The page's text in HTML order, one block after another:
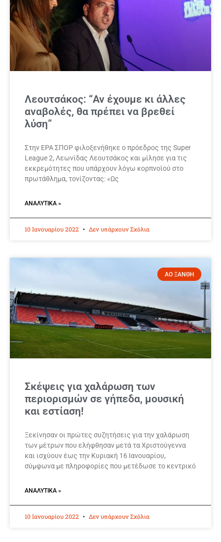
Λεουτσάκος: “Αν έχουμε κι άλλες
αναβολές, θα πρέπει να βρεθεί
λύση”
Στην ΕΡΑ ΣΠΟΡ φιλοξενήθηκε ο πρόεδρος της Super
League 2, Λεωνίδας Λεουτσάκος και μίλησε για τις
εκκρεμότητες που υπάρχουν λόγω κορπνοϊού στο
πρωτάθλημα, τονίζοντας: «Ως
ΑΝΑΛΥΤΙΚΆ »
10 Ιανουαρίου 2022 Δεν υπάρχουν Σχόλια
ΑΟ ΞΑΝΘΗ
Σκέψεις για χαλάρωση των
περιορισμών σε γήπεδα, μουσική
και εστίαση!
Ξεκίνησαν οι πρώτες συζητήσεις για την χαλάρωση
των μέτρων που ελήφθησαν μετά τα Χριστούγεννα
και ισχύουν έως την Κυριακή 16 Ιανουαρίου,
σύμφωνα με πληροφορίες που μετέδωσε το κεντρικό
ΑΝΑΛΥΤΙΚΆ »
10 Ιανουαρίου 2022 Δεν υπάρχουν Σχόλια